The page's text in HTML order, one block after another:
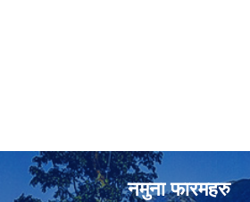
नमुना फारमहरु